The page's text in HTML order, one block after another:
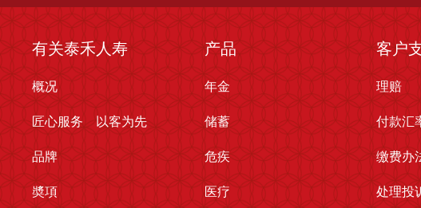
有关泰禾人寿
概况
匠心服务 以客为先
品牌
奬項
产品
年金
储蓄
危疾
医疗
客户
理赔
付款汇
缴费办
处理投